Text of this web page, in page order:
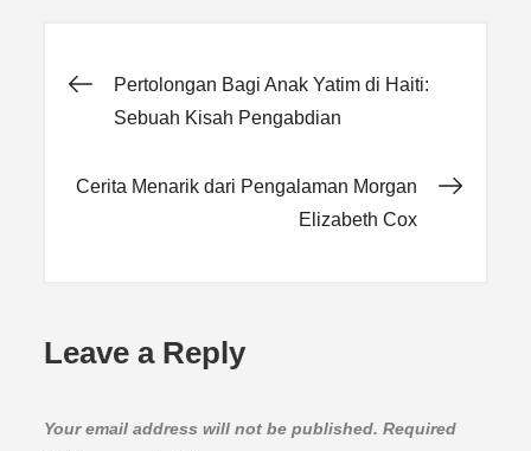
Post
Pertolongan Bagi Anak Yatim di Haiti:
Sebuah Kisah Pengabdian
Cerita Menarik dari Pengalaman Morgan
Elizabeth Cox
Leave a Reply
Your email address will not be published. Required